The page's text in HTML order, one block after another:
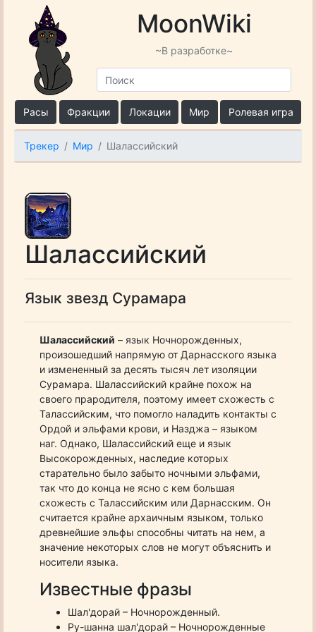
MoonWiki
~В разработке~
Расы Фракции Локации Мир Ролевая игра
Трекер Мир Шалассийский
Шалассийский
Язык звезд Сурамара
Шалассийский – язык Ночнорожденных,
произошедший напрямую от Дарнасского языка
и измененный за десять тысяч лет изоляции
Сурамара. Шалассийский крайне похож на
своего прародителя, поэтому имеет схожесть с
Талассийским, что помогло наладить контакты с
Ордой и эльфами крови, и Назджа – языком
наг. Однако, Шалассийский еще и язык
Высокорожденных, наследие которых
старательно было забыто ночными эльфами,
так что до конца не ясно с кем большая
схожесть с Талассийским или Дарнасским. Он
считается крайне архаичным языком, только
древнейшие эльфы способны читать на нем, а
значение некоторых слов не могут объяснить и
носители языка.
Известные фразы
Шал'дорай – Ночнорожденный.
Ру-шанна шал'дорай – Ночнорожденные